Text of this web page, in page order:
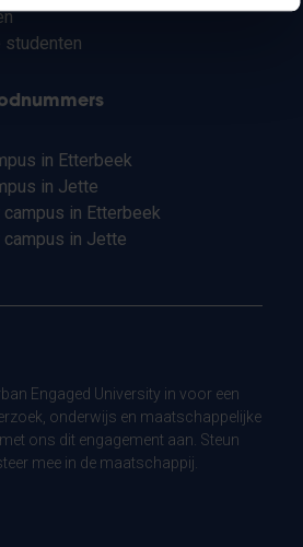
studenten
in Etterbeek
in Jette
campus in Etterbeek
campus in Jette
Engaged University in voor een
onderwijs en maatschappelijke
ons dit engagement aan. Steun
mee in de maatschappij.